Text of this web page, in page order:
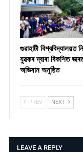
গুৱাহাটী বিশ্ববিদ্যালয়ত
যুৱকৰ দ্বাৰা বিকশিত
অভিযান অনুষ্ঠিত
PREV NEXT
LEAVE A REPLY